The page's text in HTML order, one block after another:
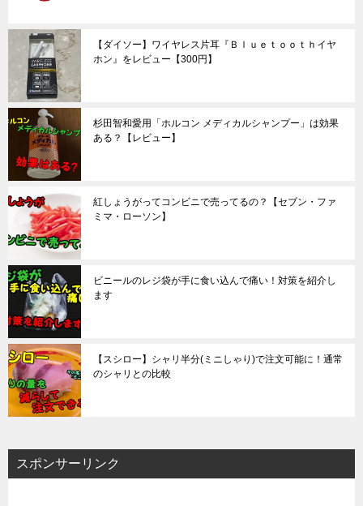
【ダイソー】ワイヤレス片耳『Ｂｌｕｅｔｏｏｔｈイヤ
ホン』をレビュー【300円】
杉田智和愛用「ホルコン メディカルシャンプー」は効果
ある？【レビュー】
紅しょうがってコンビニで売ってるの？【セブン・ファ
ミマ・ローソン】
ビニールのレジ袋が手に食い込んで痛い！対策を紹介し
ます
【スシロー】シャリ半分(ミニしゃり)で注文可能に！通常
のシャリとの比較
スポンサーリンク